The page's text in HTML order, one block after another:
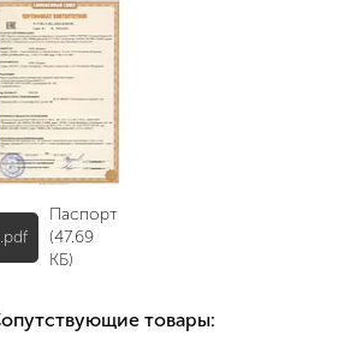
.pdf
Паспорт
(47.69
КБ)
Сопутствующие товары: